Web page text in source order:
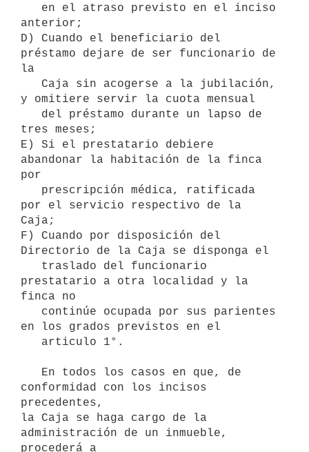
anterior;
D) Cuando el beneficiario del
préstamo dejare de ser funcionario de
la
y omitiere servir la cuota mensual
tres meses;
E) Si el prestatario debiere
abandonar la habitación de la finca
por
por el servicio respectivo de la
Caja;
F) Cuando por disposición del
Directorio de la Caja se disponga el
prestatario a otra localidad y la
finca no
en los grados previstos en el
conformidad con los incisos
precedentes,
la Caja se haga cargo de la
administración de un inmueble,
procederá a